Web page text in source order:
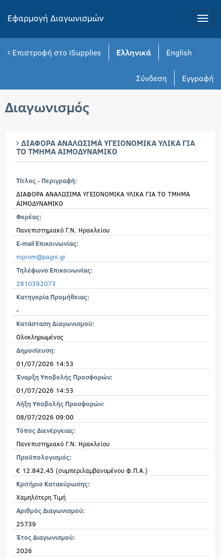
Toggle
Εφαρμογή Διαγωνισμών
Επιστροφή στο iSupplies Ελληνικά English
Εγγραφή
Σύνδεση
Διαγωνισμός
ΔΙΑΦΟΡΑ ΑΝΑΛΩΣΙΜΑ ΥΓΕΙΟΝΟΜΙΚΑ ΥΛΙΚΑ ΓΙΑ
ΤΟ ΤΜΗΜΑ ΑΙΜΟΔΥΝΑΜΙΚΟ
Τίτλος - Περιγραφή:
ΔΙΑΦΟΡΑ ΑΝΑΛΩΣΙΜΑ ΥΓΕΙΟΝΟΜΙΚΑ ΥΛΙΚΑ ΓΙΑ ΤΟ ΤΜΗΜΑ
ΑΙΜΟΔΥΝΑΜΙΚΟ
Φορέας:
Πανεπιστημιακό Γ.Ν. Ηρακλείου
E-mail Επικοινωνίας:
mprom@pagni.gr
Τηλέφωνο Επικοινωνίας:
2810392073
Κατηγορία Προμήθειας:
-
Κατάσταση Διαγωνισμού:
Ολοκληρωμένος
Δημοσίευση:
01/07/2026 14:53
Έναρξη Υποβολής Προσφορών:
01/07/2026 14:53
Λήξη Υποβολής Προσφορών:
08/07/2026 09:00
Τόπος Διενέργειας:
Πανεπιστημιακό Γ.Ν. Ηρακλείου
Προϋπολογισμός:
€ 12.842,45 (συμπεριλαμβανομένου Φ.Π.Α.)
Κριτήριο Κατακύρωσης:
Χαμηλότερη Τιμή
Αριθμός Διαγωνισμού:
25739
Έτος Διαγωνισμού:
2026